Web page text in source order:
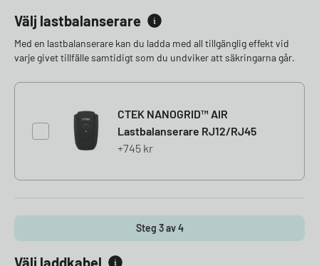
Välj lastbalanserare
CTEK NANOGRID™ AIR
Lastbalanserare RJ12/RJ45
745 kr
Med en lastbalanserare kan du ladda med all tillgänglig effekt vid
varje givet tillfälle samtidigt som du undviker att säkringarna går.
Steg 3 av 4
Välj laddkabel